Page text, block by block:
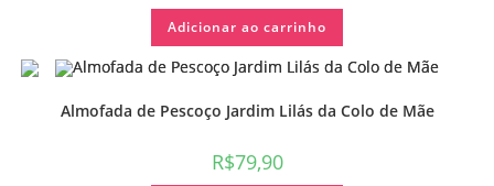
Adicionar ao carrinho
Almofada de Pescoço Jardim Lilás da Colo de Mãe
R$79,90